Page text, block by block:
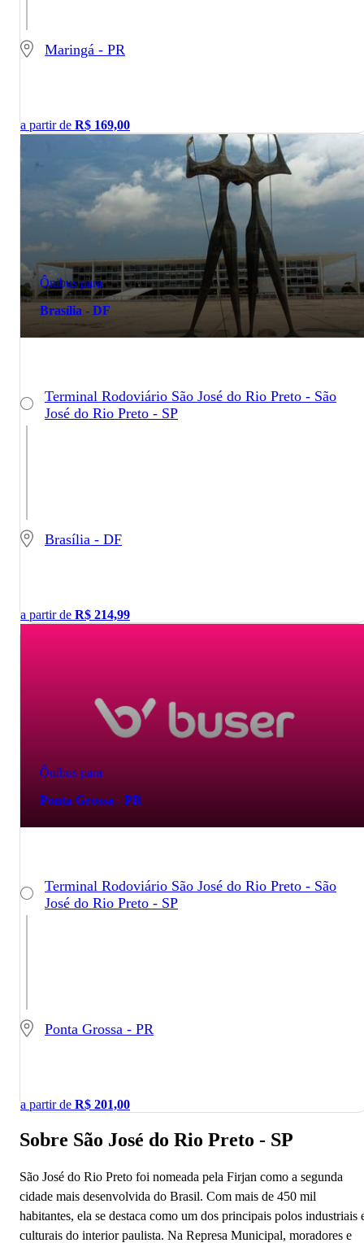
Maringá - PR
a partir de R$ 169,00
Ônibus para
Brasília - DF
Terminal Rodoviário São José do Rio Preto - São
José do Rio Preto - SP
Brasília - DF
a partir de R$ 214,99
Ônibus para
Ponta Grossa - PR
Terminal Rodoviário São José do Rio Preto - São
José do Rio Preto - SP
Ponta Grossa - PR
a partir de R$ 201,00
Sobre São José do Rio Preto - SP
São José do Rio Preto foi nomeada pela Firjan como a segunda
cidade mais desenvolvida do Brasil. Com mais de 450 mil
habitantes, ela se destaca como um dos principais polos industriais
culturais do interior paulista. Na Represa Municipal, moradores e